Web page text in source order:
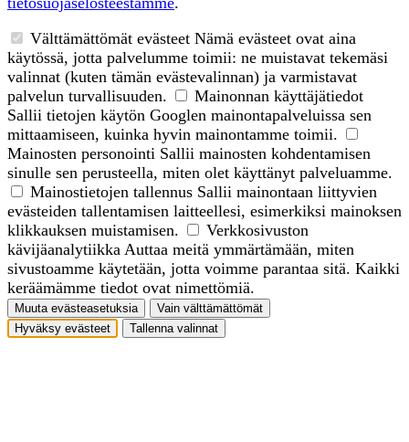
Välttämättömät evästeet Nämä evästeet ovat aina
käytössä, jotta palvelumme toimii: ne muistavat tekemäsi
valinnat (kuten tämän evästevalinnan) ja varmistavat
palvelun turvallisuuden.
Mainonnan käyttäjätiedot
Sallii tietojen käytön Googlen mainontapalveluissa sen
mittaamiseen, kuinka hyvin mainontamme toimii.
Mainosten personointi Sallii mainosten kohdentamisen
sinulle sen perusteella, miten olet käyttänyt palveluamme.
Mainostietojen tallennus Sallii mainontaan liittyvien
evästeiden tallentamisen laitteellesi, esimerkiksi mainoksen
klikkauksen muistamisen.
Verkkosivuston
kävijäanalytiikka Auttaa meitä ymmärtämään, miten
sivustoamme käytetään, jotta voimme parantaa sitä. Kaikki
keräämämme tiedot ovat nimettömiä.
Muuta evästeasetuksia
Vain välttämättömät
Hyväksy evästeet
Tallenna valinnat